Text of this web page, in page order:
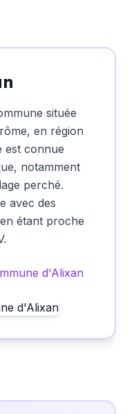
située
en région
est connue
notamment
perché.
avec des
étant proche
d'Alixan